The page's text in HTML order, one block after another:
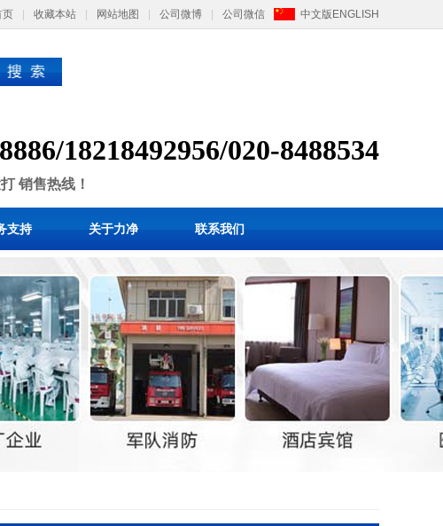
页 收藏本站 网站地图 公司微博 公司微信 中文版 ENGLISH
18218492956/020-8488534
销售热线！
支持 关于力净 联系我们